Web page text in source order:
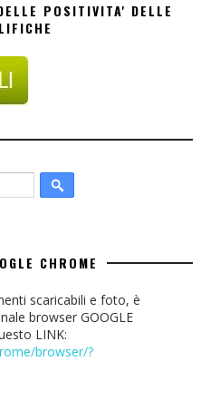
POSITIVITA' DELLE
CHROME
scaricabili e foto, è
browser GOOGLE
LINK:
browser/?